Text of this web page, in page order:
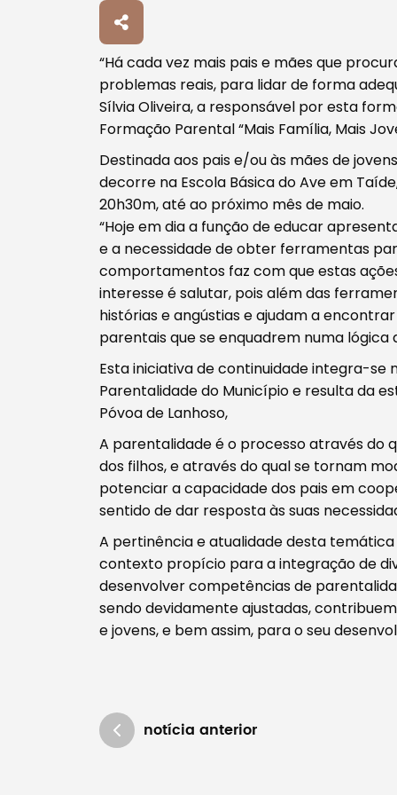
Procurar
Tipo de conteúdo
Filtros
“Há cada vez mais pais e mães que
problemas reais, para lidar de forma
Sílvia Oliveira, a responsável por esta
Formação Parental “Mais Família, Mais
Destinada aos pais e/ou às mães de
decorre na Escola Básica do Ave em
20h30m, até ao próximo mês de maio.
“Hoje em dia a função de educar
e a necessidade de obter ferramentas
comportamentos faz com que estas
interesse é salutar, pois além das
histórias e angústias e ajudam a
parentais que se enquadrem numa
Esta iniciativa de continuidade integra-se
Parentalidade do Município e resulta da
Póvoa de Lanhoso,
A parentalidade é o processo através do
dos filhos, e através do qual se tornam
potenciar a capacidade dos pais em
sentido de dar resposta às suas
A pertinência e atualidade desta
contexto propício para a integração de
desenvolver competências de
sendo devidamente ajustadas,
e jovens, e bem assim, para o seu
notícia anterior